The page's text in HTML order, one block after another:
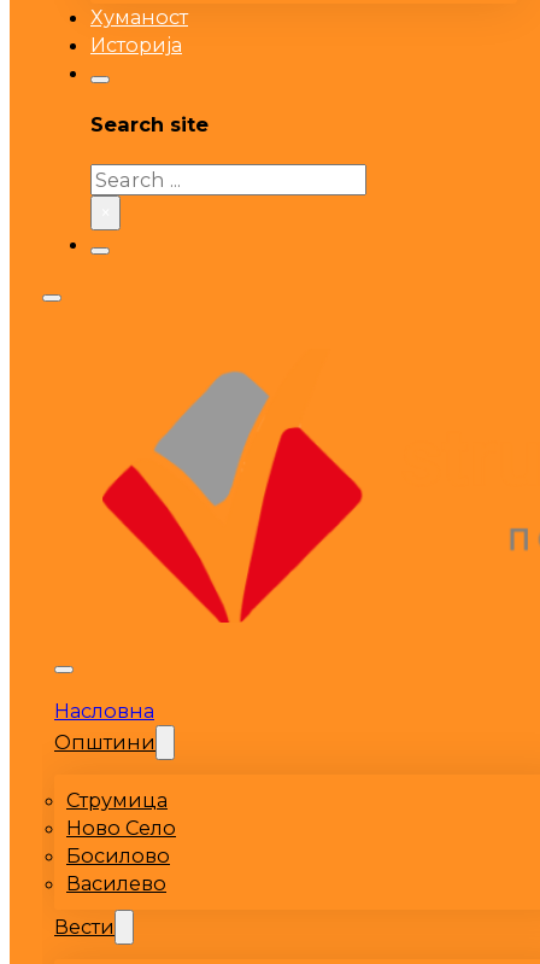
Хуманост
Историја
Search site
Search
Насловна
Општини
Струмица
Ново Село
Босилово
Василево
Вести